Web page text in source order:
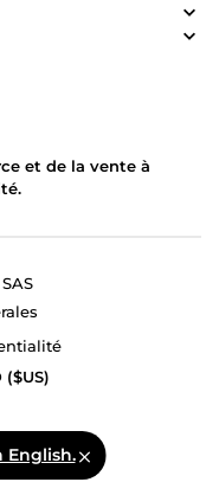
English.
et de la vente à
($US)